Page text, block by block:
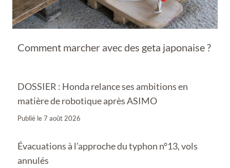
Comment marcher avec des geta japonaise ?
DOSSIER : Honda relance ses ambitions en
matière de robotique après ASIMO
Publié le7 août 2026
Évacuations à l’approche du typhon n°13, vols
annulés